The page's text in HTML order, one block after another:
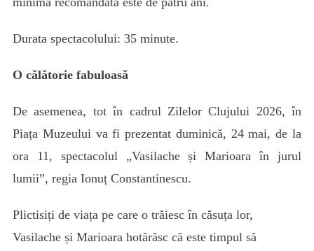
Durata spectacolului: 35 minute.
O călătorie fabuloasă
De asemenea, tot în cadrul Zilelor Clujului 2026, în
Piața Muzeului va fi prezentat duminică, 24 mai, de la
ora 11, spectacolul „Vasilache și Marioara în jurul
lumii”, regia Ionuț Constantinescu.
Plictisiți de viața pe care o trăiesc în căsuța lor,
Vasilache și Marioara hotărăsc că este timpul să